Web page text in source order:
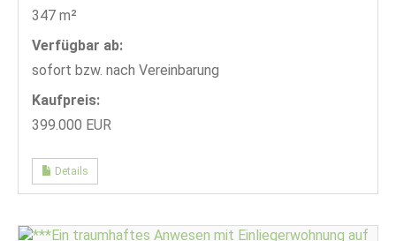
347 m²
Verfügbar ab:
sofort bzw. nach Vereinbarung
Kaufpreis:
399.000 EUR
Details